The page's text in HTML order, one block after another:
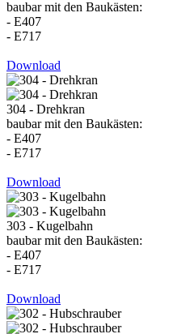
baubar mit den Baukästen:
- E407
- E717
Download
304 - Drehkran
baubar mit den Baukästen:
- E407
- E717
Download
303 - Kugelbahn
baubar mit den Baukästen:
- E407
- E717
Download